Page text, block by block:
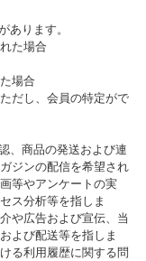
あります。
た場合
場合
だし、会員の特定がで
、商品の発送および連
ジンの配信を希望され
等やアンケートの実
ス分析等を指しま
や広告および宣伝、当
よび配送等を指しま
る利用履歴に関する問